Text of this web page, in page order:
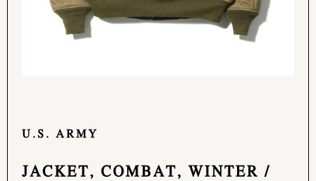
U.S. ARMY
JACKET, COMBAT, WINTER /